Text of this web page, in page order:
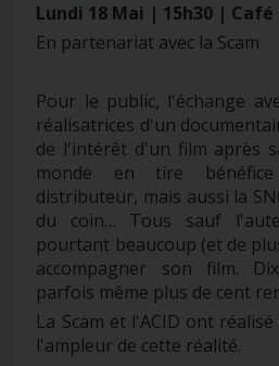
Lundi 18 Mai | 15h30 | Café
En partenariat avec la Scam
Pour le public, l'échange
réalisatrices d'un
de l'intérêt d'un film après
monde en tire
distributeur, mais aussi la
du coin… Tous sauf
pourtant beaucoup (et de
accompagner son film.
parfois même plus de cent
La Scam et l'ACID ont
l'ampleur de cette réalité.